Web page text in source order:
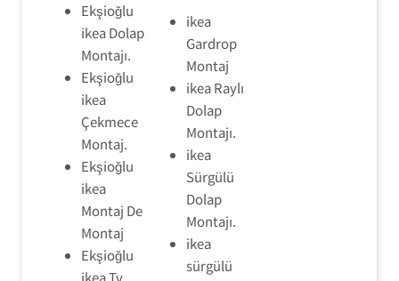
Ekşioğlu
ikea Dolap
Montajı.
Ekşioğlu
ikea
Çekmece
Montaj.
Ekşioğlu
ikea
Montaj De
Montaj
Ekşioğlu
ikea Tv
ikea
Gardrop
Montaj
ikea Raylı
Dolap
Montajı.
ikea
Sürgülü
Dolap
Montajı.
ikea
sürgülü